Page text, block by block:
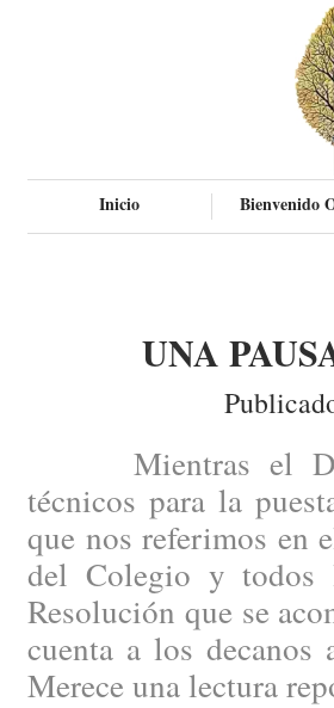
Inicio Bienvenido
UNA
Mientras el
técnicos para la
que nos referimos en
del Colegio y todos
Resolución que se
cuenta a los decanos
Merece una lectura